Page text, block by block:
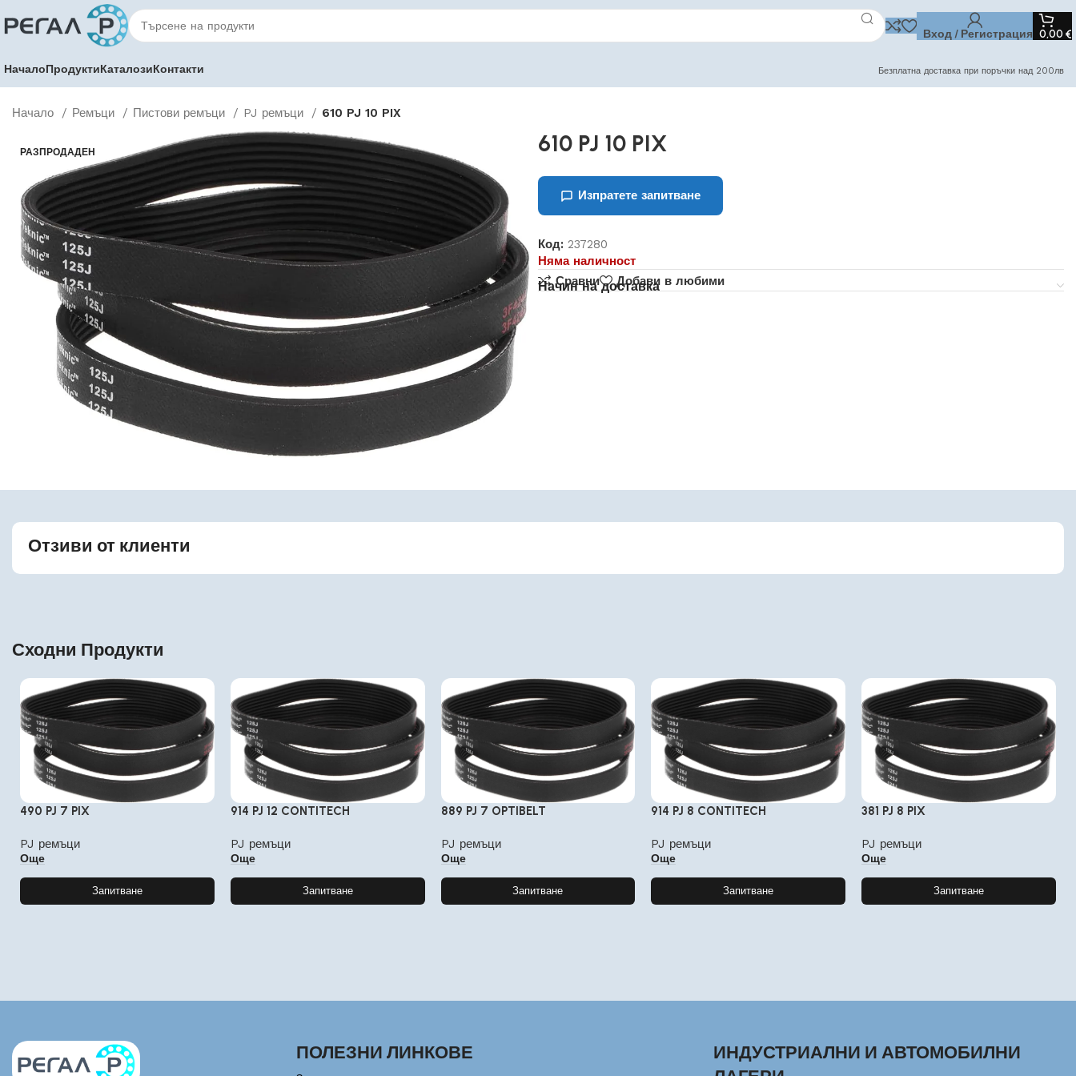
Вход / Регистрация 0,00 €
НачалоПродуктиКаталозиКонтакти Безплатна доставка при поръчки над 200лв
Начало Ремъци Пистови ремъци PJ ремъци 610 PJ 10 PIX
РАЗПРОДАДЕН 610 PJ 10 PIX
Изпратете запитване
Код: 237280
Няма наличност
Сравни
Добави в любими
Начин на доставка
Отзиви от клиенти
Сходни Продукти
490 PJ 7 PIX
PJ ремъци
Още
Запитване
914 PJ 12 CONTITECH
PJ ремъци
Още
Запитване
889 PJ 7 OPTIBELT
PJ ремъци
Още
Запитване
914 PJ 8 CONTITECH
PJ ремъци
Още
Запитване
381 PJ 8 PIX
PJ ремъци
Още
Запитване
ПОЛЕЗНИ ЛИНКОВЕ
ИНДУСТРИАЛНИ И АВТОМОБИЛНИ